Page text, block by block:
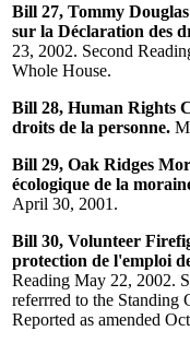
Bill 27, Tommy
sur la Déclaration des
23, 2002. Second
Whole House.
Bill 28, Human Rights
droits de la personne.
Bill 29, Oak Ridges
écologique de la
April 30, 2001.
Bill 30, Volunteer
protection de l'emploi
Reading May 22, 2002.
referrred to the Standing
Reported as amended